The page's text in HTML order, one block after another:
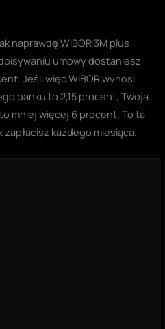
naprawdę WIBOR 3M plus
umowy dostaniesz
Jeśli więc WIBOR wynosi
banku to 2,15 procent, Twoja
mniej więcej 6 procent. To ta
każdego miesiąca.